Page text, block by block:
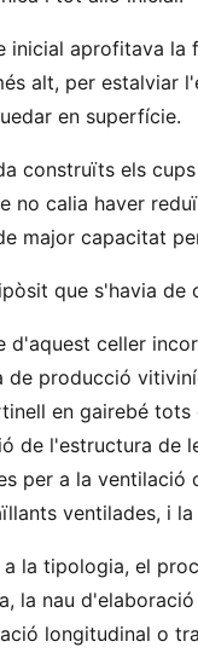
inicial aprofitava la
alt, per estalviar
en superfície.
construïts els
no calia haver
major capacitat
que s'havia
d'aquest celler
de producció
en gairebé tots
de l'estructura de
per a la ventilació
ventilades, i
a la tipologia, el
la nau
longitudinal o